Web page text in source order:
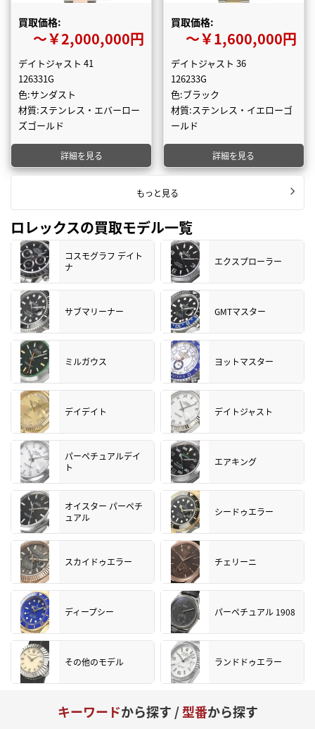
買取価格:
〜￥2,000,000円
デイトジャスト 41
126331G
色:サンダスト
材質:ステンレス・エバーロー
ズゴールド
詳細を見る
買取価格:
〜￥1,600,000円
デイトジャスト 36
126233G
色:ブラック
材質:ステンレス・イエローゴ
ールド
詳細を見る
もっと見る
ロレックスの買取モデル一覧
コスモグラフ デイト
ナ
エクスプローラー
サブマリーナー GMTマスター
ミルガウス ヨットマスター
デイデイト デイトジャスト
パーペチュアルデイ
ト
エアキング
オイスター パーペチ
ュアル
シードゥエラー
スカイドゥエラー チェリーニ
ディープシー パーペチュアル 1908
その他のモデル ランドドゥエラー
キーワードから探す /型番から探す